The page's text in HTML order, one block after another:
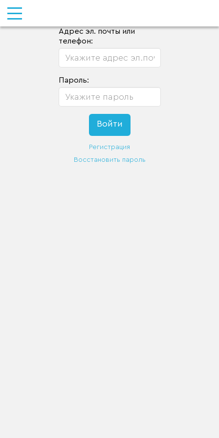
Адрес эл. почты или
телефон:
Пароль:
Регистрация
Восстановить пароль